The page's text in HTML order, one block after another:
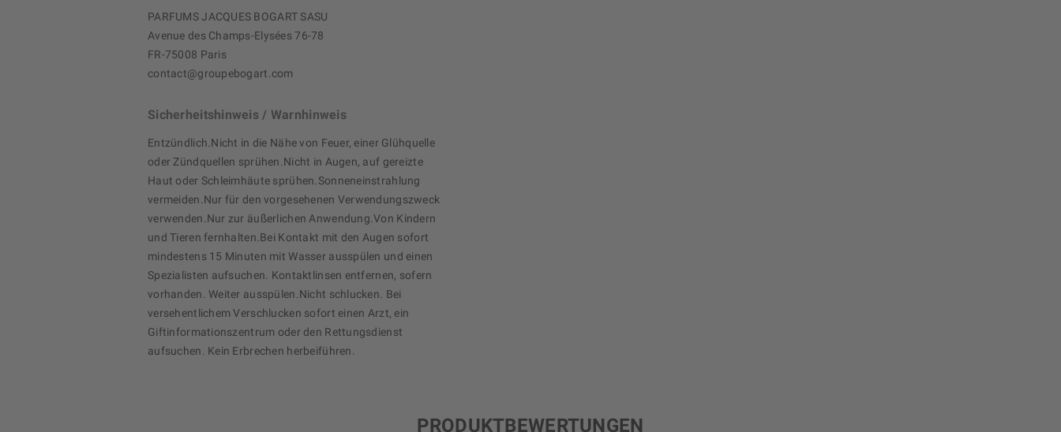
PARFUMS JACQUES BOGART SASU
Avenue des Champs-Elysées 76-78
FR-75008 Paris
contact@groupebogart.com
Sicherheitshinweis / Warnhinweis
Entzündlich.Nicht in die Nähe von Feuer, einer Glühquelle
oder Zündquellen sprühen.Nicht in Augen, auf gereizte
Haut oder Schleimhäute sprühen.Sonneneinstrahlung
vermeiden.Nur für den vorgesehenen Verwendungszweck
verwenden.Nur zur äußerlichen Anwendung.Von Kindern
und Tieren fernhalten.Bei Kontakt mit den Augen sofort
mindestens 15 Minuten mit Wasser ausspülen und einen
Spezialisten aufsuchen. Kontaktlinsen entfernen, sofern
vorhanden. Weiter ausspülen.Nicht schlucken. Bei
versehentlichem Verschlucken sofort einen Arzt, ein
Giftinformationszentrum oder den Rettungsdienst
aufsuchen. Kein Erbrechen herbeiführen.
PRODUKTBEWERTUNGEN